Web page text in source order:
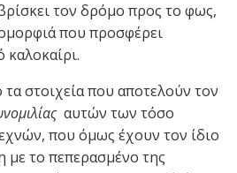
τον δρόμο προς το φως,
που προσφέρει
καλοκαίρι.
τα στοιχεία που αποτελούν τον
αυτών των τόσο
που όμως έχουν τον ίδιο
με το πεπερασμένο της